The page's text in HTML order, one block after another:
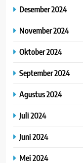
Desember 2024
November 2024
Oktober 2024
September 2024
Agustus 2024
Juli 2024
Juni 2024
Mei 2024